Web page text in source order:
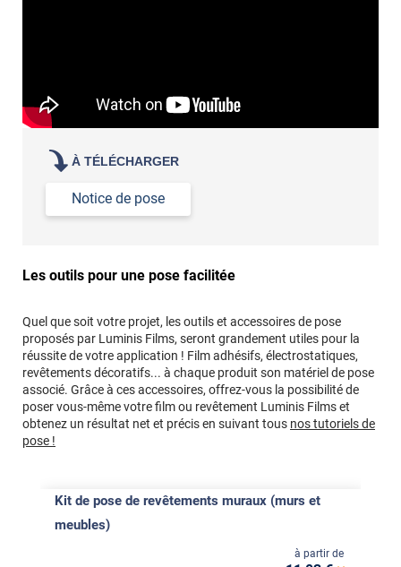
À TÉLÉCHARGER
Notice de pose
Les outils pour une pose facilitée
Quel que soit votre projet, les outils et accessoires de pose
proposés par Luminis Films, seront grandement utiles pour la
réussite de votre application ! Film adhésifs, électrostatiques,
revêtements décoratifs... à chaque produit son matériel de pose
associé. Grâce à ces accessoires, offrez-vous la possibilité de
poser vous-même votre film ou revêtement Luminis Films et
obtenez un résultat net et précis en suivant tous nos tutoriels de
pose !
Kit de pose de revêtements muraux (murs et
meubles)
à partir de